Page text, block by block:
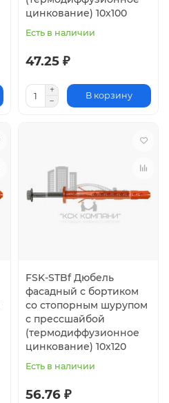
цинкование) 10х100
Есть в наличии
47.25 ₽
В корзину
FSK-STBf Дюбель
фасадный с бортиком
со стопорным шурупом
с прессшайбой
(термодиффузионное
цинкование) 10х120
Есть в наличии
56.76 ₽